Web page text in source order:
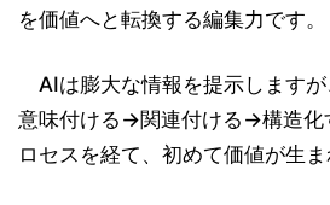
を価値へと転換する編集力です。
AIは膨大な情報を提示します
意味付ける→関連付ける→構造化
ロセスを経て、初めて価値が生ま